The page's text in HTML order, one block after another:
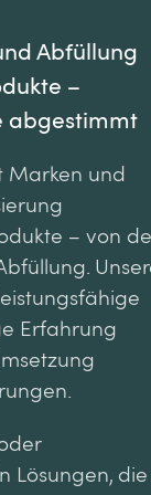
Abfüllung
–
abgestimmt
Marken und
– von
Erfahrung
Lösungen, die